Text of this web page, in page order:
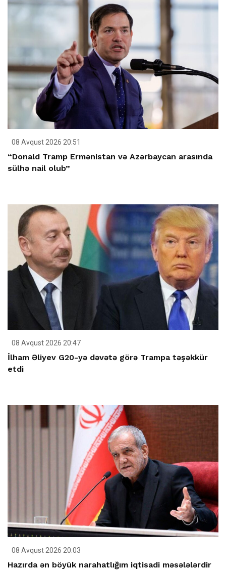
08 Avqust 2026 20:51
“Donald Tramp Ermənistan və Azərbaycan arasında
sülhə nail olub”
08 Avqust 2026 20:47
İlham Əliyev G20-yə dəvətə görə Trampa təşəkkür
etdi
08 Avqust 2026 20:03
Hazırda ən böyük narahatlığım iqtisadi məsələlərdir